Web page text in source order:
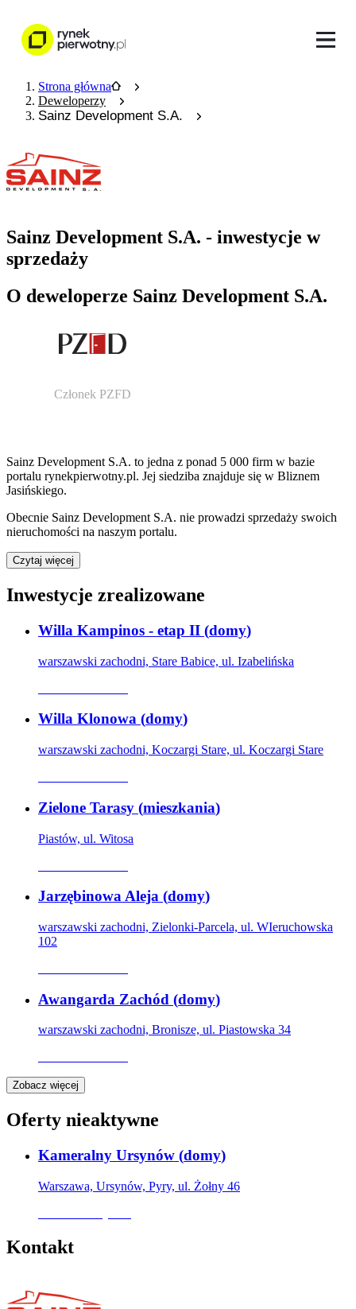
Strona główna
Deweloperzy
Sainz Development S.A.
Sainz Development S.A. - inwestycje w
sprzedaży
O deweloperze Sainz Development S.A.
Członek PZFD
Sainz Development S.A. to jedna z ponad 5 000 firm w bazie
portalu rynekpierwotny.pl. Jej siedziba znajduje się w Bliznem
Jasińskiego.
Obecnie Sainz Development S.A. nie prowadzi sprzedaży swoich
nieruchomości na naszym portalu.
Czytaj więcej
Inwestycje zrealizowane
Willa Kampinos - etap II (domy)
warszawski zachodni, Stare Babice, ul. Izabelińska
Willa Klonowa (domy)
warszawski zachodni, Koczargi Stare, ul. Koczargi Stare
Zielone Tarasy (mieszkania)
Piastów, ul. Witosa
Jarzębinowa Aleja (domy)
warszawski zachodni, Zielonki-Parcela, ul. WIeruchowska
102
Awangarda Zachód (domy)
warszawski zachodni, Bronisze, ul. Piastowska 34
Zobacz więcej
Oferty nieaktywne
Kameralny Ursynów (domy)
Warszawa, Ursynów, Pyry, ul. Żołny 46
Kontakt